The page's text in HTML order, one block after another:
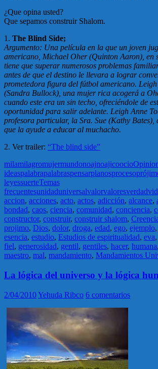
¿Que opina usted?
Que sepamos construir Shalom.
1. The Blind Side;
Argumento: Una película en la que un joven
americano, Michael Oher (Quinton Aaron), en
tiene que superar numerosos problemas
antes de que el destino le llevara a lograr
prometedora figura del fútbol americano.
(Sandra Bullock), una mujer rica acogerá a
cuando este era un sin techo, ofreciéndole de
oportunidad para salir adelante. Leigh Anne
profesora particular, la Sra. Sue (Kathy Bates),
que la ayude a educar al muchacho.
2. Ver trailer: “The blind side”
milamilagromujermundonoajnoajicoocio
ideaspalabrapalabraspensarplanosproceso
leyessuerteTemas
frecuentesunidaduniversalvalorvaloresverdad
accion, acciones, acto, actos, adicción, alcance,
bondad, caos, ciencia, comunidad, conciencia,
constructor, construir, construir shalom,
projimo, Dios, dolor, droga, edad, ego, ejemplo,
esencia, estudio, Estudios de espiritualidad, eva,
fiel, generosidad, gentil, gentiles, hacer, humana,
maestro, mal, mandamiento, Mandamientos
La lógica del universo y la lógica
2/04/2010Yehuda Ribco 6 comentarios